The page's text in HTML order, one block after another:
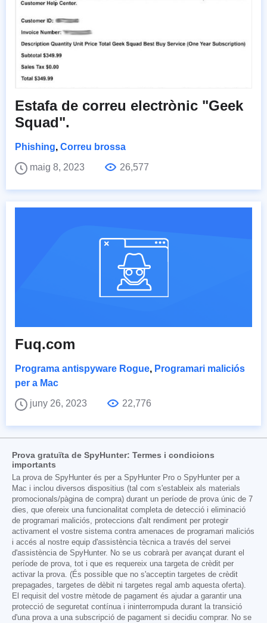
Estafa de correu electrònic "Geek
Squad".
Phishing, Correu brossa
maig 8, 2023
26,577
Fuq.com
Programa antispyware Rogue, Programari maliciós
per a Mac
juny 26, 2023
22,776
Prova gratuïta de SpyHunter: Termes i condicions
importants
La prova de SpyHunter és per a SpyHunter Pro o SpyHunter per a
Mac i inclou diversos dispositius (tal com s'estableix als materials
promocionals/pàgina de compra) durant un període de prova únic de 7
dies, que ofereix una funcionalitat completa de detecció i eliminació
de programari maliciós, proteccions d'alt rendiment per protegir
activament el vostre sistema contra amenaces de programari maliciós
i accés al nostre equip d'assistència tècnica a través del servei
d'assistència de SpyHunter. No se us cobrarà per avançat durant el
període de prova, tot i que es requereix una targeta de crèdit per
activar la prova. (És possible que no s'acceptin targetes de crèdit
prepagades, targetes de dèbit ni targetes regal amb aquesta oferta).
El requisit del vostre mètode de pagament és ajudar a garantir una
protecció de seguretat contínua i ininterrompuda durant la transició
d'una prova a una subscripció de pagament si decidiu comprar. No se